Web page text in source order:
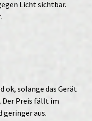
Licht sichtbar.
ok, solange das Gerät
Preis fällt im
geringer aus.